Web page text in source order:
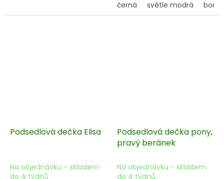
černá světle modrá bordó
Podsedlová dečka Elisa
Na objednávku - skladem
do 4 týdnů
Podsedlová dečka pony,
pravý beránek
Na objednávku - skladem
do 4 týdnů